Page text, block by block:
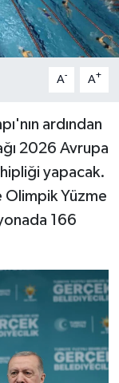
A- A+
ardından
2026 Avrupa
yapacak.
Olimpik Yüzme
166